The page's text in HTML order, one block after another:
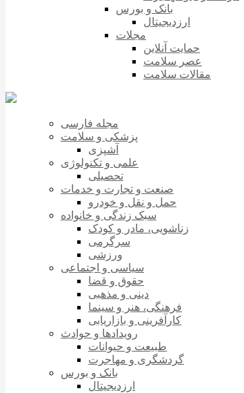
بانک و بورس
ارزدیجیتال
مجلات
حمایت آنلاین
عصر سلامت
مقالات سلامت
مجله فارسی
پزشکی و سلامت
آشپزی
علمی و تکنولوژی
تحصیلی
صنعت و تجارت و خدمات
حمل و نقل و خودرو
سبک زندگی و خانواده
زناشویی، مادر و کودک
سرگرمی
ورزشی
سیاسی و اجتماعی
حقوق و قضا
دینی و مذهبی
فرهنگی، هنر و سینما
کارآفرینی و بازاریابی
رویدادها و حوادث
طبیعت و حیوانات
گردشگری و مهاجرت
بانک و بورس
ارزدیجیتال